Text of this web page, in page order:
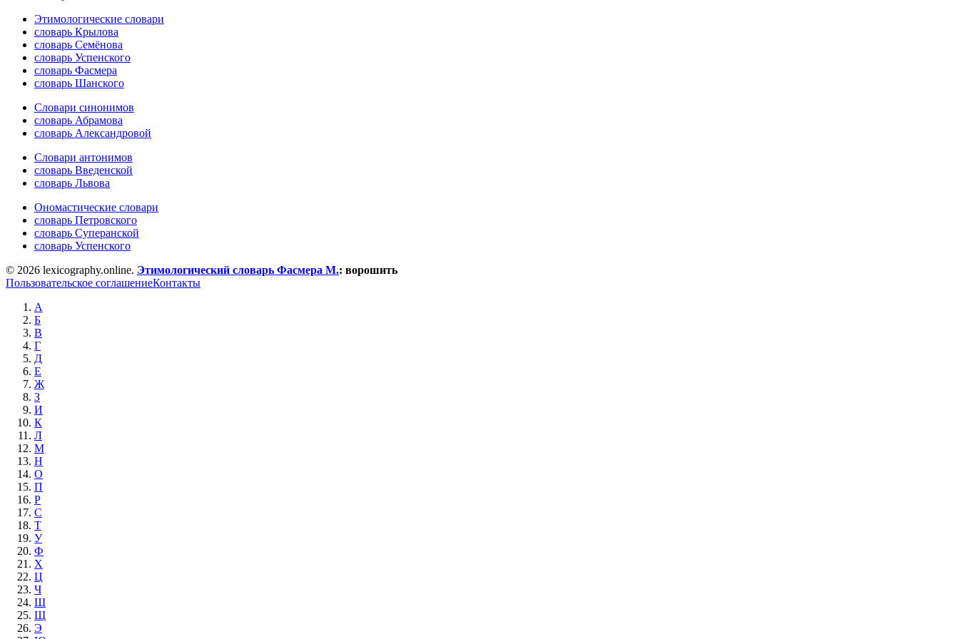
Этимологические словари
словарь Крылова
словарь Семёнова
словарь Успенского
словарь Фасмера
словарь Шанского
Словари синонимов
словарь Абрамова
словарь Александровой
Словари антонимов
словарь Введенской
словарь Львова
Ономастические словари
словарь Петровского
словарь Суперанской
словарь Успенского
© 2026 lexicography.online. Этимологический словарь Фасмера М.: ворошить
Пользовательское соглашениеКонтакты
А
Б
В
Г
Д
Е
Ж
З
И
К
Л
М
Н
О
П
Р
С
Т
У
Ф
Х
Ц
Ч
Ш
Щ
Э